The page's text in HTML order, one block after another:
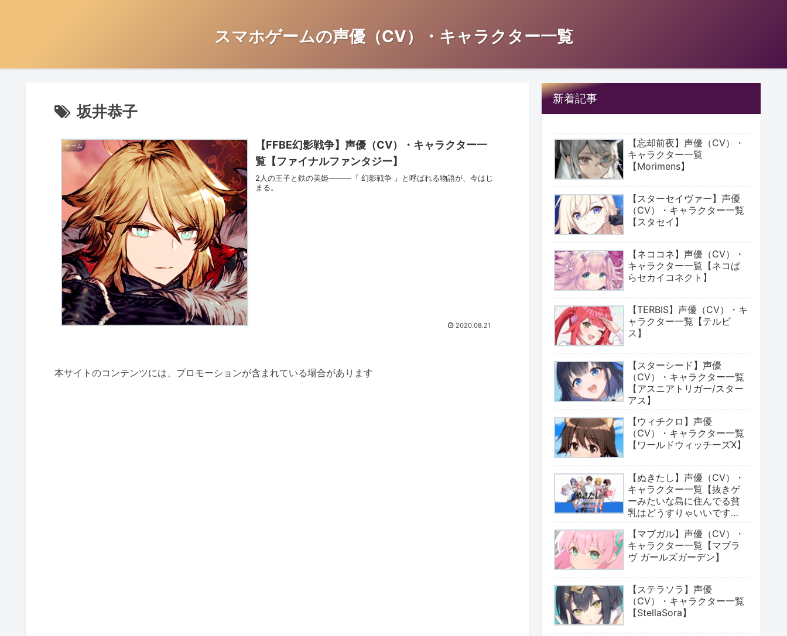
スマホゲームの声優（CV）・キャラクター一覧
坂井恭子
ゲーム
【FFBE幻影戦争】声優（CV）・キャラクター一
覧【ファイナルファンタジー】
2人の王子と鉄の美姫―――『 幻影戦争 』と呼ばれる物語が、今はじ
まる。
2020.08.21
本サイトのコンテンツには、プロモーションが含まれている場合があります
新着記事
【忘却前夜】声優（CV）・
キャラクター一覧
【Morimens】
【スターセイヴァー】声優
（CV）・キャラクター一覧
【スタセイ】
【ネココネ】声優（CV）・
キャラクター一覧【ネコぱ
らセカイコネクト】
【TERBIS】声優（CV）・キ
ャラクター一覧【テルビ
ス】
【スターシード】声優
（CV）・キャラクター一覧
【アスニアトリガー/スター
アス】
【ウィチクロ】声優
（CV）・キャラクター一覧
【ワールドウィッチーズX】
【ぬきたし】声優（CV）・
キャラクター一覧【抜きゲ
ーみたいな島に住んでる貧
乳はどうすりゃいいです
【マブガル】声優（CV）・
キャラクター一覧【マブラ
ヴ ガールズガーデン】
【ステラソラ】声優
（CV）・キャラクター一覧
【StellaSora】